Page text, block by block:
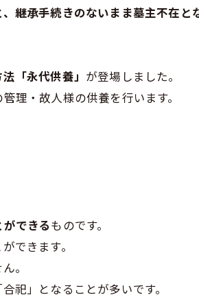
継承手続きのないまま墓主不在と
「永代供養」 が登場しました。
理・故人様の供養を行います。
できるものです。
できます。
。
祀」となることが多いです。